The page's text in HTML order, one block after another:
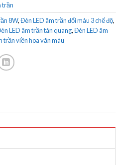
trần
8W,Đèn LED âm trần đổi màu 3 chế độ,
LED âm trần tán quang,Đèn LED âm
trần viền hoa văn màu